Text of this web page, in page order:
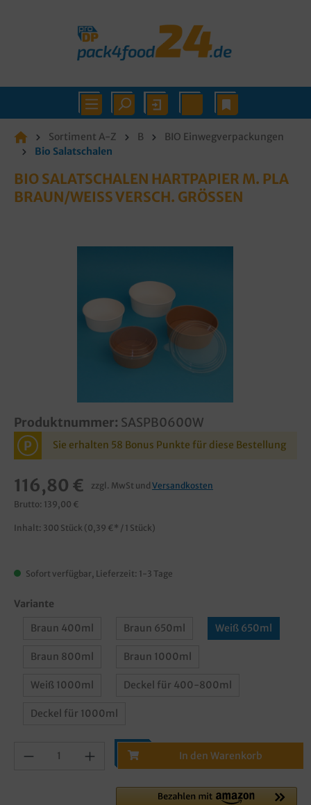
Sortiment A-Z B
BIO Einwegverpackungen
Bio Salatschalen
BIO SALATSCHALEN HARTPAPIER M. PLA
BRAUN/WEISS VERSCH. GRÖSSEN
Produktnummer: SASPB0600W
P Sie erhalten 58 Bonus Punkte für diese Bestellung
116,80 € zzgl. MwSt und Versandkosten
Brutto: 139,00 €
Inhalt: 300 Stück (0,39 €* / 1 Stück)
Sofort verfügbar, Lieferzeit: 1-3 Tage
Variante
Braun 400ml
Braun 650ml Weiß 650ml
Braun 800ml Braun 1000ml
Weiß 1000ml Deckel für 400-800ml
Deckel für 1000ml
In den Warenkorb